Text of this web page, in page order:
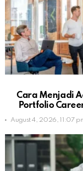
Cara Menjadi
Portfolio
August 4, 2026, 11:07